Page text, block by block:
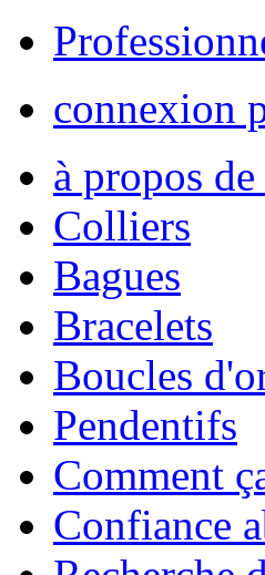
connexion
à propos
Colliers
Bagues
Bracelets
Boucles
Pendentifs
Comment
Confiance